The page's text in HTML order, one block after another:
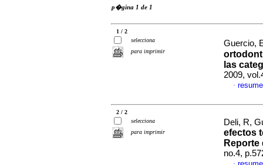
p�gina 1 de 1
1 / 2
selecciona
para imprimir
Guercio,
las
2009,
·
2 / 2
selecciona
para imprimir
Deli, R,
efectos
Reporte
no.4,